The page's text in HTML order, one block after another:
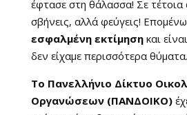
έφτασε στη θάλασσα! Σε
σβήνεις, αλλά φεύγεις!
εσφαλμένη εκτίμησηκαι
δεν είχαμε περισσότερα θύματα.
Το Πανελλήνιο Δίκτυο
Οργανώσεων (ΠΑΝΔΟΙΚΟ)